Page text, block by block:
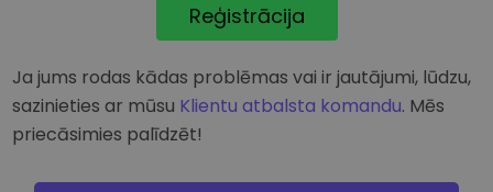
Reģistrācija
Ja jums rodas kādas problēmas vai ir jautājumi, lūdzu,
sazinieties ar mūsu Klientu atbalsta komandu. Mēs
priecāsimies palīdzēt!